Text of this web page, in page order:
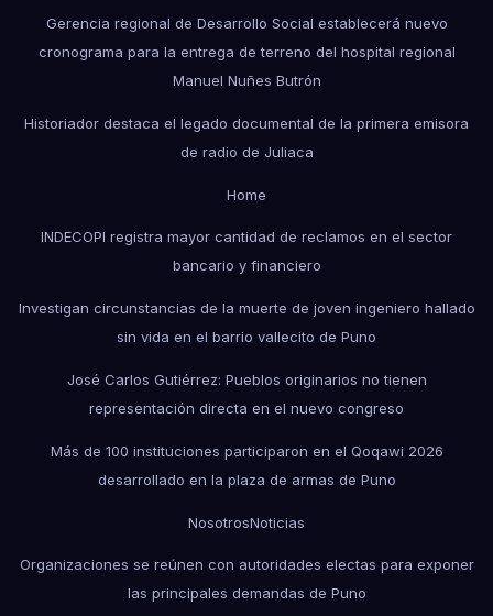
Gerencia regional de Desarrollo Social establecerá nuevo
cronograma para la entrega de terreno del hospital regional
Manuel Nuñes Butrón
Historiador destaca el legado documental de la primera emisora
de radio de Juliaca
Home
INDECOPI registra mayor cantidad de reclamos en el sector
bancario y financiero
Investigan circunstancias de la muerte de joven ingeniero hallado
sin vida en el barrio vallecito de Puno
José Carlos Gutiérrez: Pueblos originarios no tienen
representación directa en el nuevo congreso
Más de 100 instituciones participaron en el Qoqawi 2026
desarrollado en la plaza de armas de Puno
NosotrosNoticias
Organizaciones se reúnen con autoridades electas para exponer
las principales demandas de Puno